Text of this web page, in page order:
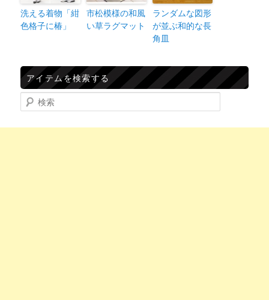
洗える着物「紺
色格子に椿」
市松模様の和風
い草ラグマット
ランダムな図形
が並ぶ和的な長
角皿
アイテムを検索する
検索